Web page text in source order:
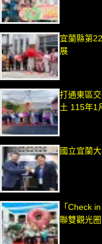
宜蘭縣第
展
打通東區
土 115年1
國立宜蘭
「Check
聯雙觀光